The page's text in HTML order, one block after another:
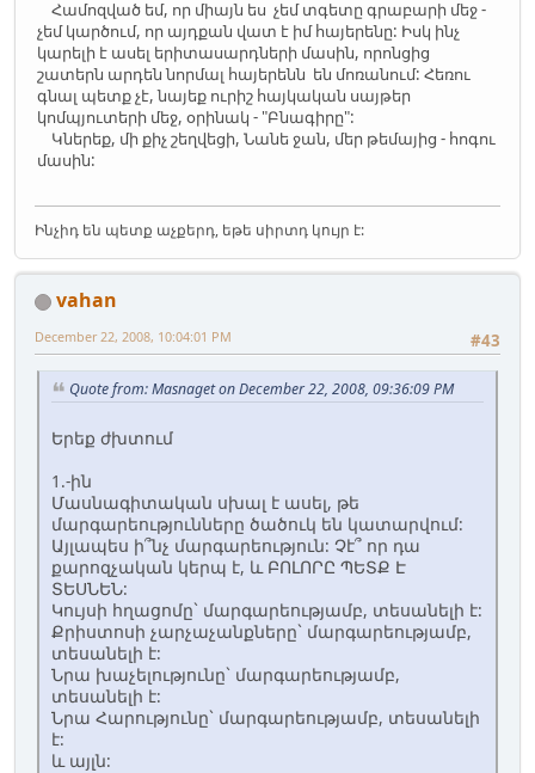
Համոզված եմ, որ միայն ես չեմ տգետը գրաբարի մեջ -
չեմ կարծում, որ այդքան վատ է իմ հայերենը: Իսկ ինչ
կարելի է ասել երիտասարդների մասին, որոնցից
շատերն արդեն նորմալ հայերենն են մոռանում: Հեռու
գնալ պետք չէ, նայեք ուրիշ հայկական սայթեր
կոմպյուտերի մեջ, օրինակ - "Բնագիրը":
Կներեք, մի քիչ շեղվեցի, Նանե ջան, մեր թեմայից - հոգու
մասին:
Ինչիդ են պետք աչքերդ, եթե սիրտդ կույր է:
vahan
#43
December 22, 2008, 10:04:01 PM
Quote from: Masnaget on December 22, 2008, 09:36:09 PM
Երեք ժխտում
1.-ին
Մասնագիտական սխալ է ասել, թե
մարգարեությունները ծածուկ են կատարվում:
Այլապես ի՞նչ մարգարեություն: Չէ՞ որ դա
քարոզչական կերպ է, և ԲՈԼՈՐԸ ՊԵՏՔ Է
ՏԵՍՆԵՆ:
Կույսի հղացոմը` մարգարեությամբ, տեսանելի է:
Քրիստոսի չարչաչանքները` մարգարեությամբ,
տեսանելի է:
Նրա խաչելությունը` մարգարեությամբ,
տեսանելի է:
Նրա Հարությունը` մարգարեությամբ, տեսանելի
է:
և այլն: